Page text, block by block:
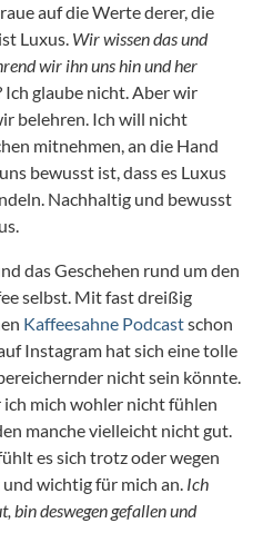
auf die Werte derer, die
Luxus. Wir wissen das und
wir ihn uns hin und her
Ich glaube nicht. Aber wir
belehren. Ich will nicht
mitnehmen, an die Hand
bewusst ist, dass es Luxus
Nachhaltig und bewusst
das Geschehen rund um den
selbst. Mit fast dreißig
Kaffeesahne Podcastschon
Instagram hat sich eine tolle
nicht sein könnte.
ich mich wohler nicht fühlen
manche vielleicht nicht gut.
es sich trotz oder wegen
wichtig für mich an. Ich
bin deswegen gefallen und